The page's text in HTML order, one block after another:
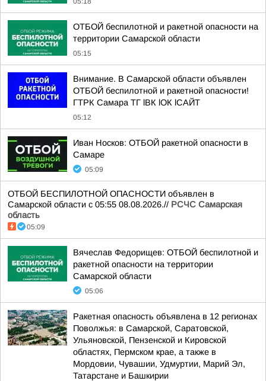
ОТБОЙ беспилотной и ракетной опасности на
территории Самарской области
05:15
Внимание. В Самарской области объявлен
ОТБОЙ беспилотной и ракетной опасности!
ГТРК Самара ТГ lВК lОК lСАЙТ
05:12
Иван Носков: ОТБОЙ ракетной опасности в
Самаре
05:09
ОТБОЙ БЕСПИЛОТНОЙ ОПАСНОСТИ объявлен в
Самарской области с 05:55 08.08.2026.// РСЧС Самарская
область
05:09
Вячеслав Федорищев: ОТБОЙ беспилотной и
ракетной опасности на территории
Самарской области
05:06
Ракетная опасность объявлена в 12 регионах
Поволжья: в Самарской, Саратовской,
Ульяновской, Пензенской и Кировской
областях, Пермском крае, а также в
Мордовии, Чувашии, Удмуртии, Марий Эл,
Татарстане и Башкирии